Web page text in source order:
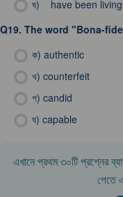
ঘ)
have been living
Q19. The word "Bona-
ক) authentic
খ) counterfeit
গ) candid
ঘ) capable
এখানে প্রথম ৩০টি প্রশ্নের
পেতে